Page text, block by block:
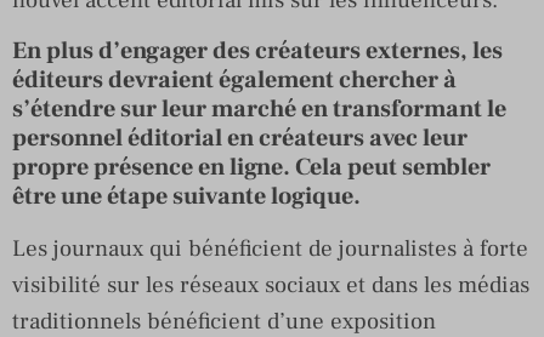
En plus d’engager des créateurs externes, les
éditeurs devraient également chercher à
s’étendre sur leur marché en transformant le
personnel éditorial en créateurs avec leur
propre présence en ligne. Cela peut sembler
être une étape suivante logique.
Les journaux qui bénéficient de journalistes à forte
visibilité sur les réseaux sociaux et dans les médias
traditionnels bénéficient d’une exposition